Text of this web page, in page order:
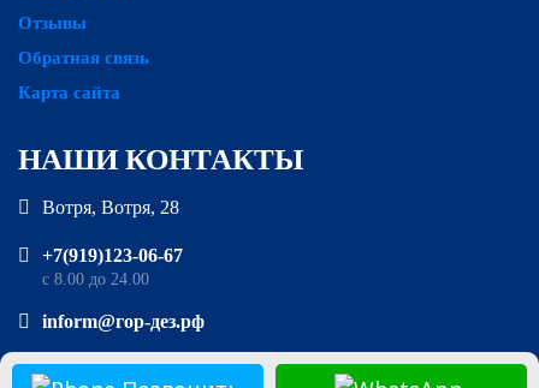
Отзывы
Обратная связь
Карта сайта
НАШИ КОНТАКТЫ
Вотря, Вотря, 28
‪+7(919)123-06-67‬‬
с 8.00 до 24.00
inform@гор-дез.рф